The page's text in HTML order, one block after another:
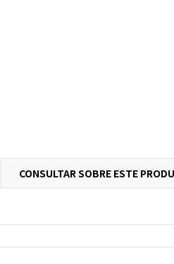
CONSULTAR SOBRE ESTE